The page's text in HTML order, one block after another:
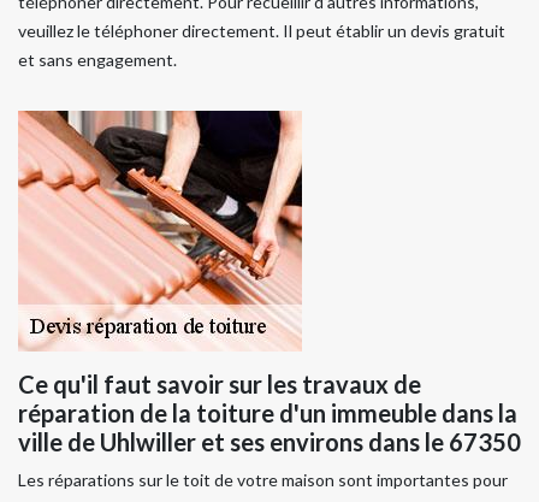
veuillez le téléphoner directement. Il peut établir un devis gratuit
et sans engagement.
Ce qu'il faut savoir sur les travaux de
réparation de la toiture d'un immeuble dans la
ville de Uhlwiller et ses environs dans le 67350
Les réparations sur le toit de votre maison sont importantes pour